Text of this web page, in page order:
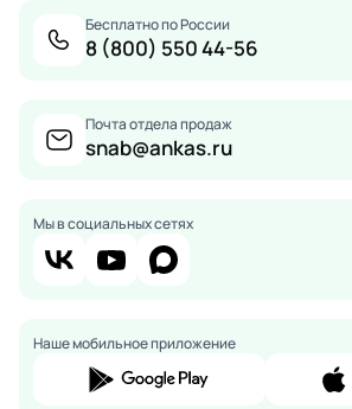
Бесплатно по России
8 (800) 550 44-56
Почта отдела продаж
snab@ankas.ru
Мы в социальных сетях
Наше мобильное приложение